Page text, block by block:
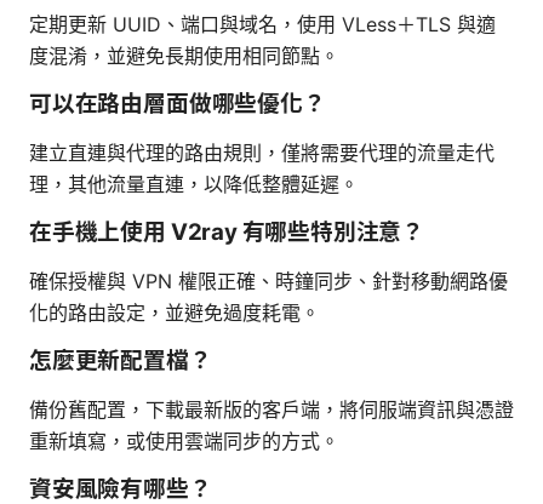
定期更新 UUID、端口與域名，使用 VLess＋TLS 與適
度混淆，並避免長期使用相同節點。
可以在路由層面做哪些優化？
建立直連與代理的路由規則，僅將需要代理的流量走代
理，其他流量直連，以降低整體延遲。
在手機上使用 V2ray 有哪些特別注意？
確保授權與 VPN 權限正確、時鐘同步、針對移動網路優
化的路由設定，並避免過度耗電。
怎麼更新配置檔？
備份舊配置，下載最新版的客戶端，將伺服端資訊與憑證
重新填寫，或使用雲端同步的方式。
資安風險有哪些？